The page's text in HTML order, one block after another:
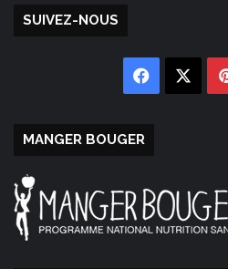
SUIVEZ-NOUS
Facebook
MANGER BOUGER